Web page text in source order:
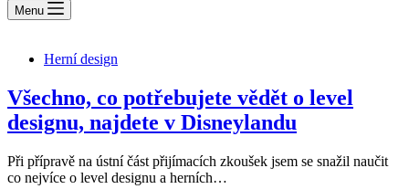
Menu
Herní design
Všechno, co potřebujete vědět o level
designu, najdete v Disneylandu
Při přípravě na ústní část přijímacích zkoušek jsem se snažil naučit
co nejvíce o level designu a herních…